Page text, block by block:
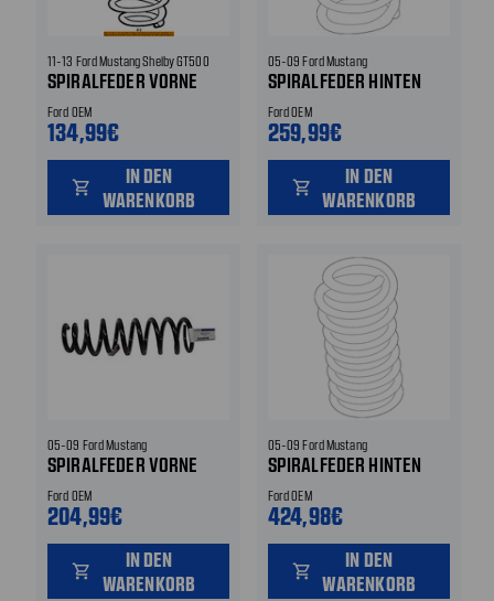
11-13 Ford Mustang Shelby GT500
SPIRALFEDER VORNE
Ford OEM
134,99€
shopping_cart
IN DEN
WARENKORB
05-09 Ford Mustang
SPIRALFEDER HINTEN
Ford OEM
259,99€
shopping_cart
IN DEN
WARENKORB
05-09 Ford Mustang
SPIRALFEDER VORNE
Ford OEM
204,99€
shopping_cart
IN DEN
WARENKORB
05-09 Ford Mustang
SPIRALFEDER HINTEN
Ford OEM
424,98€
shopping_cart
IN DEN
WARENKORB